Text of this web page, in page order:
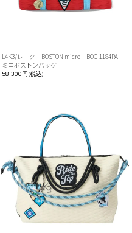
L4K3/レーク BOSTON micro BOC-1184PA
ミニボストンバッグ
58,300円(税込)